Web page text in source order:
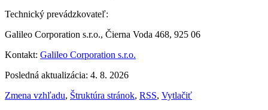
Technický prevádzkovateľ:
Galileo Corporation s.r.o., Čierna Voda 468, 925 06
Kontakt: Galileo Corporation s.r.o.
Posledná aktualizácia: 4. 8. 2026
Zmena vzhľadu, Štruktúra stránok, RSS, Vytlačiť